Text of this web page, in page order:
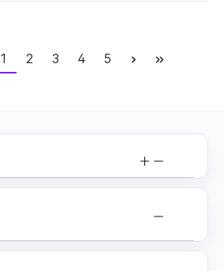
Seite
1 Seite
2 Seite
3 Seite
4 Seite
5